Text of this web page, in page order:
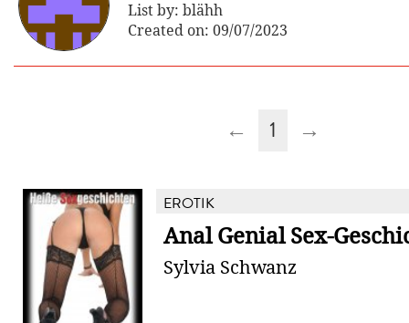
List by: blähh
Created on: 09/07/2023
← 1 →
EROTIK
Anal Genial Sex-
Sylvia Schwanz